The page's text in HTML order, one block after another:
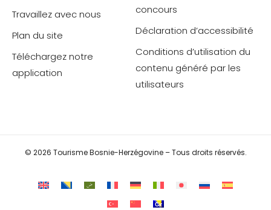
Travaillez avec nous
Plan du site
Téléchargez notre
application
concours
Déclaration d’accessibilité
Conditions d’utilisation du
contenu généré par les
utilisateurs
© 2026 Tourisme Bosnie-Herzégovine – Tous droits réservés.